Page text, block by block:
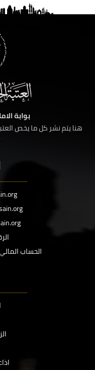
بوابة
هنا يتم نشر كل ما يخص
الحساب